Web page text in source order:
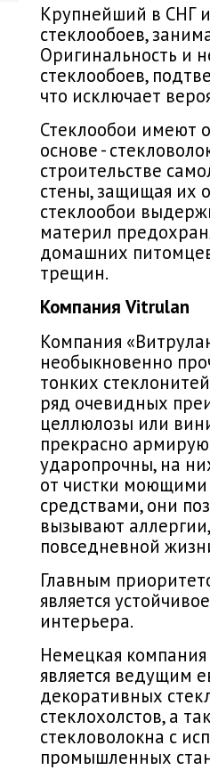
Крупнейший в СНГ
стеклообоев,
Оригинальность и
стеклообоев,
что исключает
Стеклообои имеют
основе -
строительстве
стены, защищая их
стеклообои
материл
домашних
трещин.
Компания Vitrulan
Компания
необыкновенно
тонких
ряд очевидных
целлюлозы или
прекрасно
ударопрочны, на
от чистки
средствами, они
вызывают
повседневной
Главным
является
интерьера.
Немецкая компания
является ведущим
декоративных
стеклохолстов, а
стекловолокна с
промышленных